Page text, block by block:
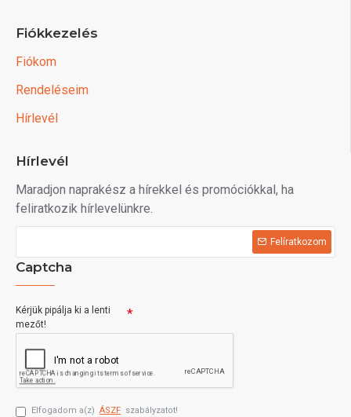
Fiókkezelés
Fiókom
Rendeléseim
Hírlevél
Hírlevél
Maradjon naprakész a hírekkel és promóciókkal, ha
feliratkozik hírlevelünkre.
Felíratkozom
Captcha
Kérjük pipálja ki a lenti
mezőt!
Elfogadom a(z) ÁSZF szabályzatot!